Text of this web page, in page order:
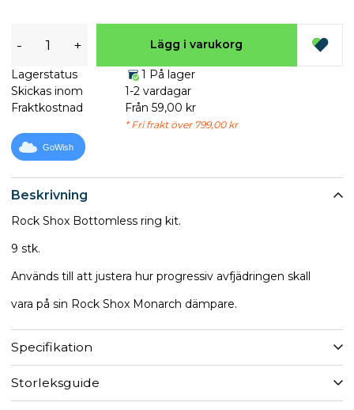
Beskrivning
Rock Shox Bottomless ring kit.
9 stk.
Används till att justera hur progressiv avfjädringen skall
vara på sin Rock Shox Monarch dämpare.
Specifikation
Storleksguide
- + Lägg i varukorg
Lagerstatus
1 På lager
Skickas inom
1-2 vardagar
Fraktkostnad
Från 59,00 kr
* Fri frakt över 799,00 kr
GoWish